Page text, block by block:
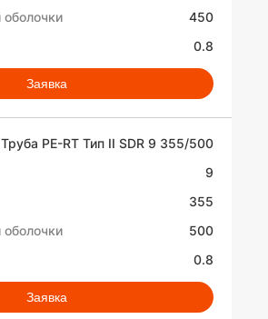
450
0.8
Заявка
Труба PE-RT Тип II SDR 9 355/500
9
355
500
0.8
Заявка